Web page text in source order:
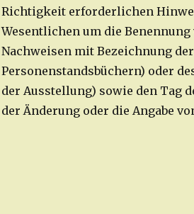
Richtigkeit erforderlichen
Wesentlichen um die
Nachweisen mit Bezeichnung
Personenstandsbüchern) oder
der Ausstellung) sowie den Tag
der Änderung oder die Angabe